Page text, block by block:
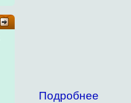
Подробнее